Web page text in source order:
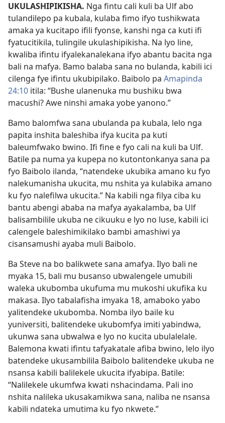
UKULASHIPIKISHA. Nga fintu cali kuli ba Ulf abo
tulandilepo pa kubala, kulaba fimo ifyo tushikwata
amaka ya kucitapo ifili fyonse, kanshi nga ca kuti ifi
fyatucitikila, tulingile ukulashipikisha. Na lyo line,
kwaliba ifintu ifyalekanalekana ifyo abantu bacita nga
bali na mafya. Bamo balaba sana no bulanda, kabili ici
cilenga fye ifintu ukubipilako. Baibolo pa Amapinda
24:10 itila: “Bushe ulanenuka mu bushiku bwa
macushi? Awe ninshi amaka yobe yanono.”
Bamo balomfwa sana ubulanda pa kubala, lelo nga
papita inshita baleshiba ifya kucita pa kuti
baleumfwako bwino. Ifi fine e fyo cali na kuli ba Ulf.
Batile pa numa ya kupepa no kutontonkanya sana pa
fyo Baibolo ilanda, “natendeke ukubika amano ku fyo
nalekumanisha ukucita, mu nshita ya kulabika amano
ku fyo nalefilwa ukucita.” Na kabili nga filya ciba ku
bantu abengi ababa na mafya ayakalamba, ba Ulf
balisambilile ukuba ne cikuuku e lyo no luse, kabili ici
calengele baleshimikilako bambi amashiwi ya
cisansamushi ayaba muli Baibolo.
Ba Steve na bo balikwete sana amafya. Ilyo bali ne
myaka 15, bali mu busanso ubwalengele umubili
waleka ukubomba ukufuma mu mukoshi ukufika ku
makasa. Ilyo tabalafisha imyaka 18, amaboko yabo
yalitendeke ukubomba. Nomba ilyo baile ku
yuniversiti, balitendeke ukubomfya imiti yabindwa,
ukunwa sana ubwalwa e lyo no kucita ubulalelale.
Balemona kwati ifintu tafyakatale afiba bwino, lelo ilyo
batendeke ukusambilila Baibolo balitendeke ukuba ne
nsansa kabili balilekele ukucita ifyabipa. Batile:
“Nalilekele ukumfwa kwati nshacindama. Pali ino
nshita nalileka ukusakamikwa sana, naliba ne nsansa
kabili ndateka umutima ku fyo nkwete.”